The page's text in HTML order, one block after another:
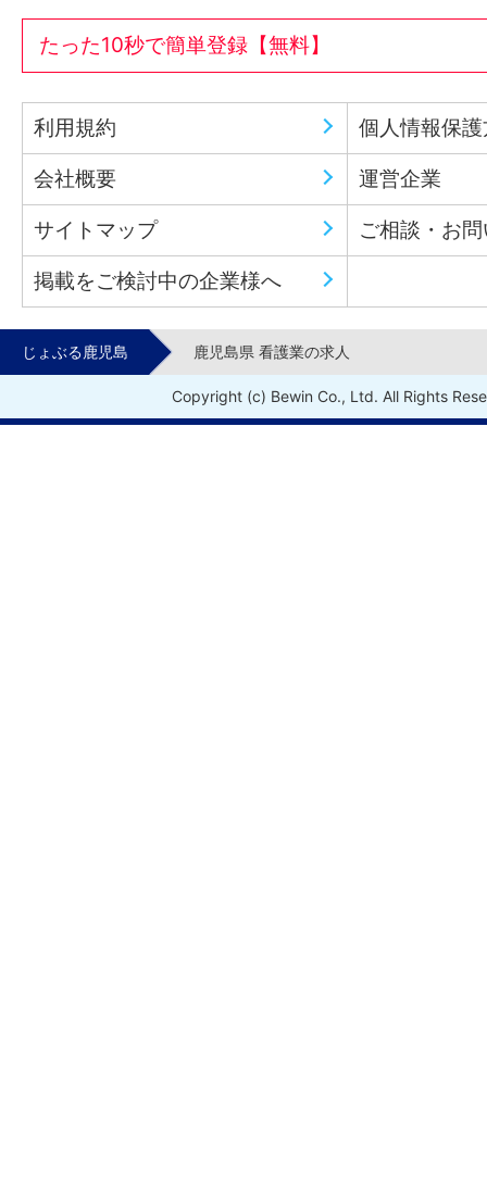
たった10秒で簡単登録【無料】
利用規約 個人情報保
会社概要 運営企業
サイトマップ ご相談・お
掲載をご検討中の企業様へ
じょぶる鹿児島 鹿児島県 看護業の求人
Copyright (c) Bewin Co., Ltd. All Rights